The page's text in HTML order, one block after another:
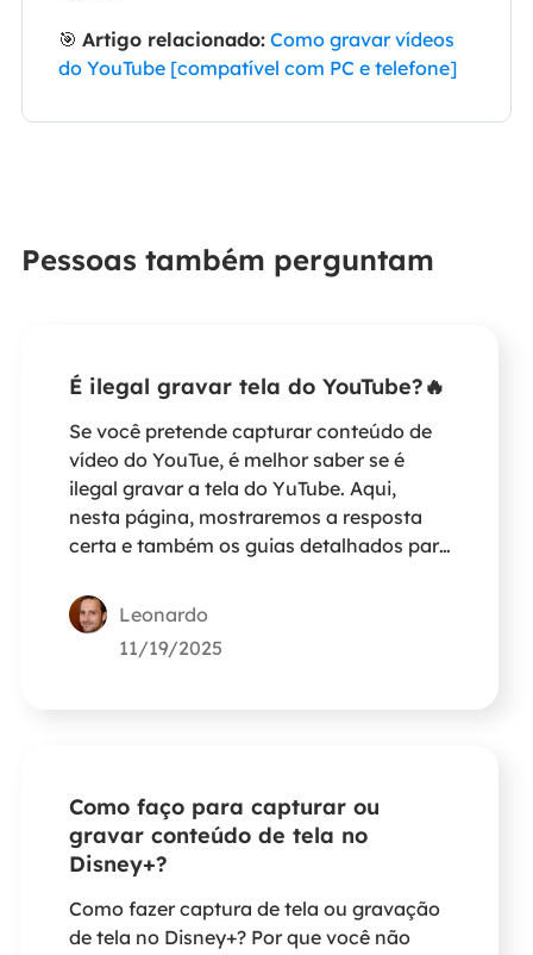
🎯 Artigo relacionado: Como gravar vídeos
do YouTube [compatível com PC e telefone]
Pessoas também perguntam
É ilegal gravar tela do YouTube?🔥
Se você pretende capturar conteúdo de
vídeo do YouTue, é melhor saber se é
ilegal gravar a tela do YuTube. Aqui,
nesta página, mostraremos a resposta
certa e também os guias detalhados para
Leonardo
11/19/2025
Como faço para capturar ou
gravar conteúdo de tela no
Disney+?
Como fazer captura de tela ou gravação
de tela no Disney+? Por que você não